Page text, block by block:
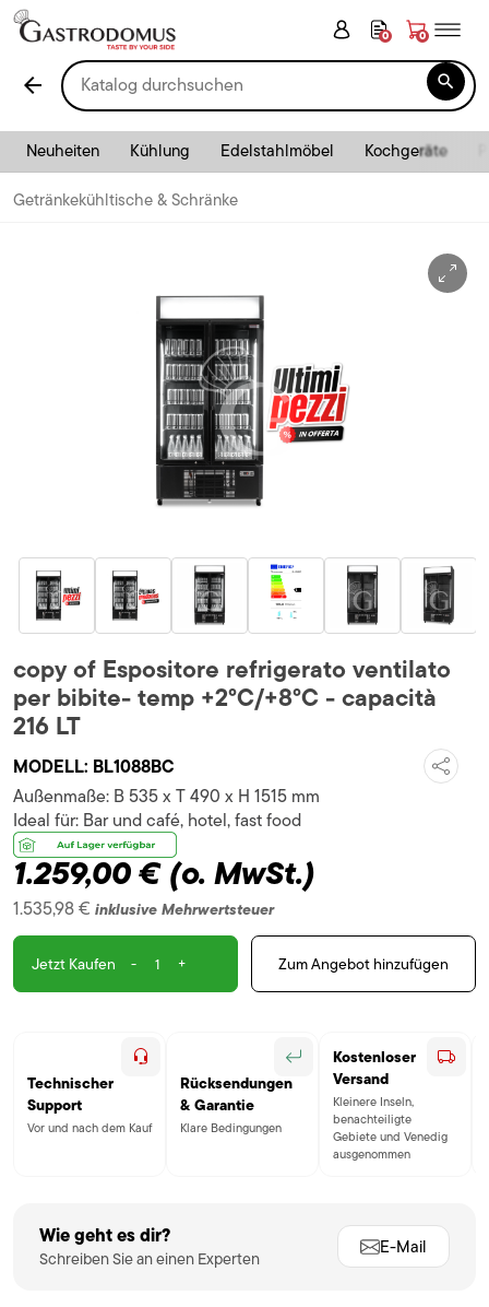
0 0
arrow_back 
Neuheiten Kühlung Edelstahlmöbel Kochgeräte
Getränkekühltische & Schränke
copy of Espositore refrigerato ventilato
per bibite- temp +2°C/+8°C - capacità
216 LT
MODELL: BL1088BC
Außenmaße: B 535 x T 490 x H 1515 mm
1.259,00 €(o. MwSt.)
1.535,98 € inklusive Mehrwertsteuer
Ideal für: Bar und café, hotel, fast food
Jetzt Kaufen - + Zum Angebot hinzufügen
Technischer
Support
Vor und nach dem Kauf
Rücksendungen
& Garantie
Klare Bedingungen
Kostenloser
Versand
Kleinere Inseln,
benachteiligte
Gebiete und Venedig
ausgenommen
Wie geht es dir?
Schreiben Sie an einen Experten
E-Mail